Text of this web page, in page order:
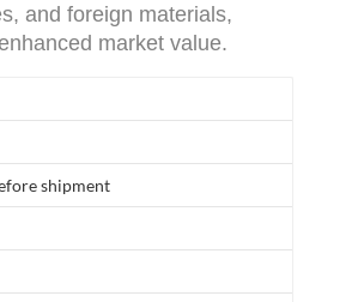
and foreign materials,
market value.
shipment